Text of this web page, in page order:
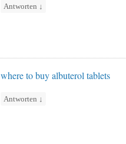
Antworten ↓
where to buy albuterol tablets
Antworten ↓